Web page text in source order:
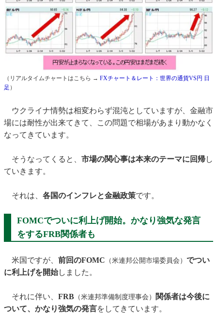
（リアルタイムチャートはこちら → FXチャート＆レート：世界の通貨VS円 日
足 ）
ウクライナ情勢は相変わらず混沌としていますが、金融市
場には耐性が出来てきて、この問題で相場があまり動かなく
なってきています。
そうなってくると、 市場の関心事は本来のテーマに回帰し
ていきます。
それは、 各国のインフレと金融政策です。
FOMCでついに利上げ開始。かなり強気な発言
をするFRB関係者も
米国ですが、 前回のFOMC （米連邦公開市場委員会） でつい
に利上げを開始しました。
それに伴い、 FRB （米連邦準備制度理事会）
関係者は今後に
ついて、かなり強気の発言をしてきています。